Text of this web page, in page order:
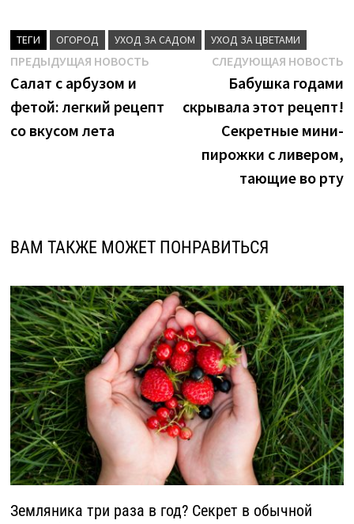
ТЕГИ ОГОРОД УХОД ЗА САДОМ УХОД ЗА ЦВЕТАМИ
Навигация
по
записям
ПРЕДЫДУЩАЯ НОВОСТЬПредыдущая
Салат с арбузом и
фетой: легкий рецепт
со вкусом лета
СЛЕДУЮЩАЯ НОВОСТЬ
Бабушка годами
скрывала этот рецепт!
Секретные мини-
пирожки с ливером,
тающие во рту
ВАМ ТАКЖЕ МОЖЕТ ПОНРАВИТЬСЯ
Земляника три раза в год? Секрет в обычной